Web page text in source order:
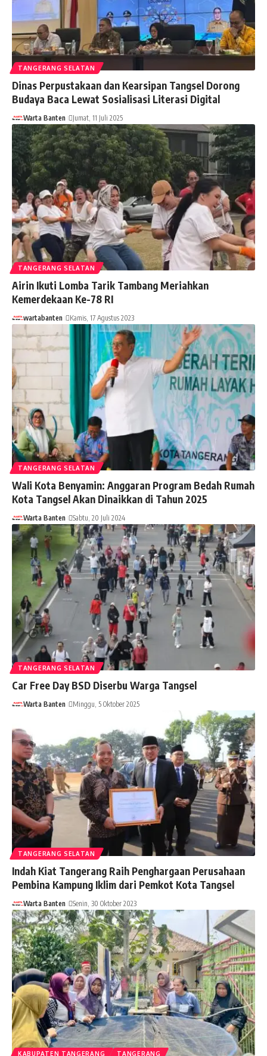
TANGERANG SELATAN
Dinas Perpustakaan dan Kearsipan Tangsel Dorong
Budaya Baca Lewat Sosialisasi Literasi Digital
Warta Banten Jumat, 11 Juli 2025
TANGERANG SELATAN
Airin Ikuti Lomba Tarik Tambang Meriahkan
Kemerdekaan Ke-78 RI
wartabanten Kamis, 17 Agustus 2023
TANGERANG SELATAN
Wali Kota Benyamin: Anggaran Program Bedah Rumah
Kota Tangsel Akan Dinaikkan di Tahun 2025
Warta Banten Sabtu, 20 Juli 2024
TANGERANG SELATAN
Car Free Day BSD Diserbu Warga Tangsel
Warta Banten Minggu, 5 Oktober 2025
TANGERANG SELATAN
Indah Kiat Tangerang Raih Penghargaan Perusahaan
Pembina Kampung Iklim dari Pemkot Kota Tangsel
Warta Banten Senin, 30 Oktober 2023
KABUPATEN TANGERANG TANGERANG